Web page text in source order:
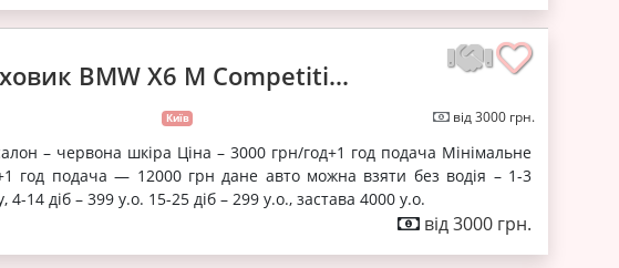
BMW X6 M Competiti...
Київ від 3000 грн.
– червона шкіра Ціна – 3000 грн/год+1 год подача Мінімальне
год подача — 12000 грн дане авто можна взяти без водія – 1-3
4-14 діб – 399 у.о. 15-25 діб – 299 у.о., застава 4000 у.о.
від 3000 грн.